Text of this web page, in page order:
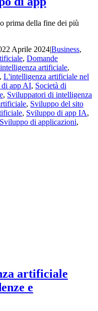
prima della fine dei più
22 Aprile 2024|Business,
, Domande
artificiale,
, L'intelligenza artificiale nel
di app AI, Società di
, Sviluppatori di intelligenza
, Sviluppo del sito
, Sviluppo di app IA,
Sviluppo di applicazioni,
artificiale
e